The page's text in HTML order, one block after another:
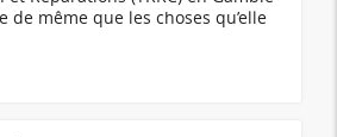
de même que les choses qu’elle